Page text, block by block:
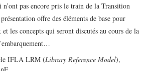
n’ont pas encore pris le train de la Transition
offre des éléments de base pour
les concepts qui seront discutés au cours de la
IFLA LRM (Library Reference Model),